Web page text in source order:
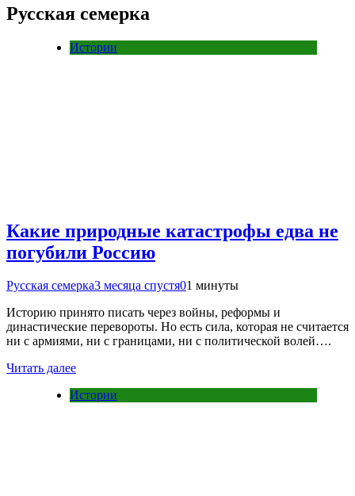
Русская семерка
Истории
Какие природные катастрофы едва не
погубили Россию
Русская семерка3 месяца спустя01 минуты
Историю принято писать через войны, реформы и
династические перевороты. Но есть сила, которая не считается
ни с армиями, ни с границами, ни с политической волей….
Читать далее
Истории